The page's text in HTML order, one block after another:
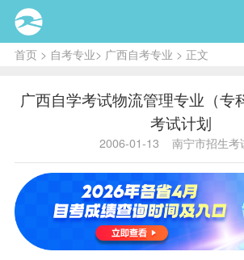
首页> 自考专业> 广西自考专业 > 正文
广西自学考试物流管理专业（专
考试计划
2006-01-13 南宁市招生考